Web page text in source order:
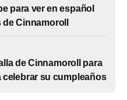
para ver en español
Cinnamoroll
de Cinnamoroll para
su cumpleaños